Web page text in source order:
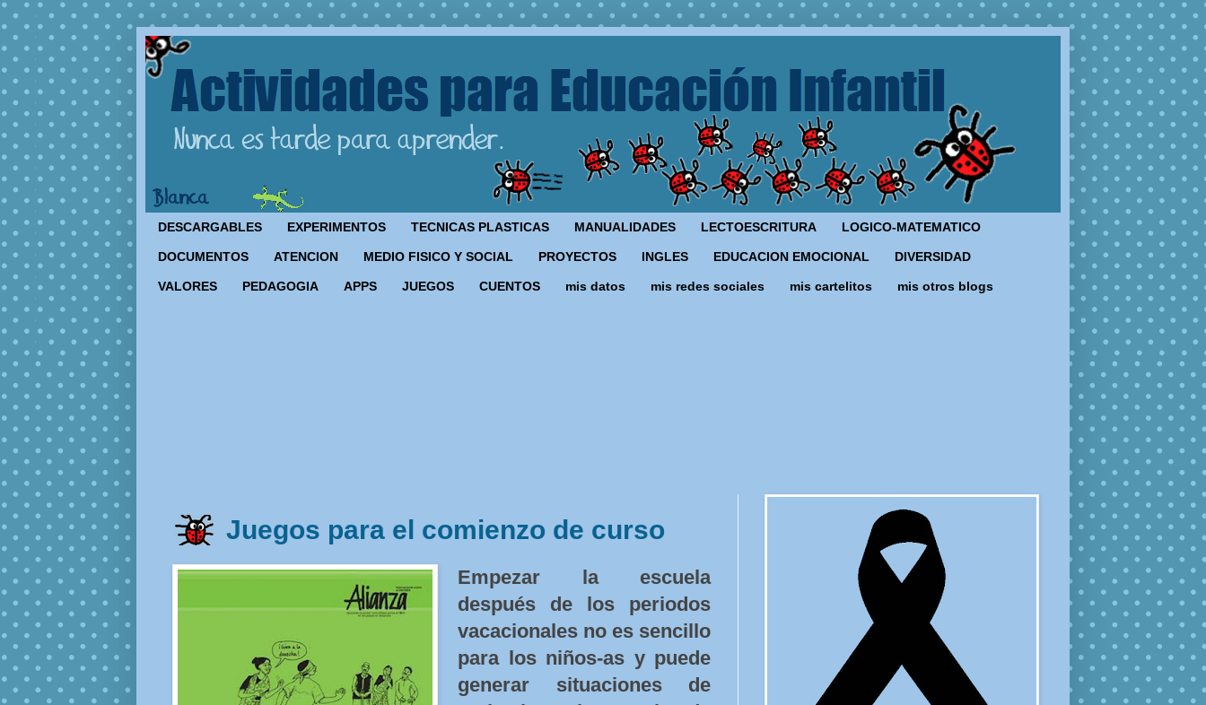
DESCARGABLES EXPERIMENTOS TECNICAS PLASTICAS MANUALIDADES LECTOESCRITURA LOGICO-MATEMATICO
DOCUMENTOS ATENCION MEDIO FISICO Y SOCIAL PROYECTOS INGLES EDUCACION EMOCIONAL DIVERSIDAD
VALORES PEDAGOGIA APPS JUEGOS CUENTOS mis datos mis redes sociales mis cartelitos mis otros blogs
Juegos para el comienzo de curso
Empezar la escuela
después de los periodos
vacacionales no es sencillo
para los niños-as y puede
generar situaciones de